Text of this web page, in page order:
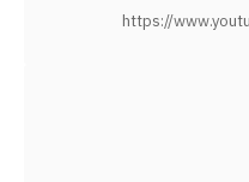
https://